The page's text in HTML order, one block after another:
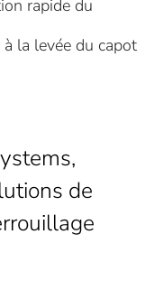
rapide du
la levée du capot
de